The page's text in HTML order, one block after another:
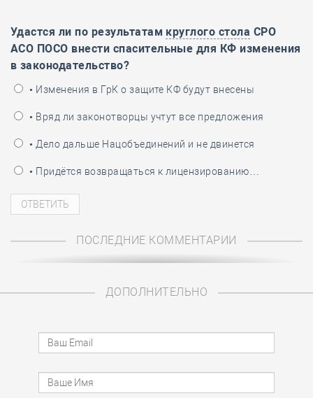
Удастся ли по результатам круглого стола СРО
АСО ПОСО внести спасительные для КФ изменения
в законодательство?
• Изменения в ГрК о защите КФ будут внесены
• Вряд ли законотворцы учтут все предложения
• Дело дальше Нацобъединений и не двинется
• Придётся возвращаться к лицензированию…
ПОСЛЕДНИЕ КОММЕНТАРИИ
ДОПОЛНИТЕЛЬНО